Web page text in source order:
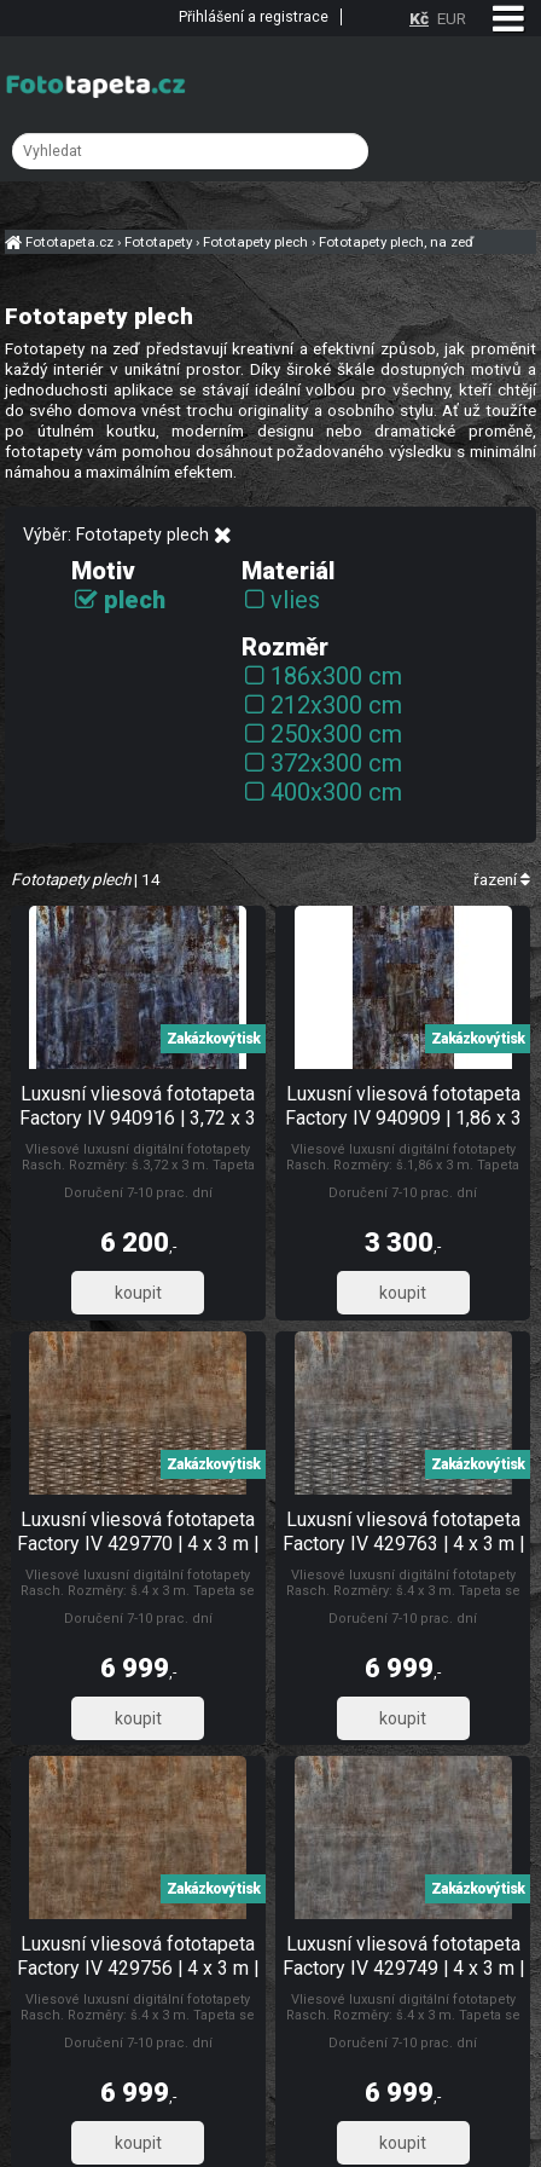
Fototapeta.cz› Fototapety› Fototapety plech › Fototapety plech, na zeď
Fototapety plech
Fototapety na zeď představují kreativní a efektivní způsob, jak proměnit
každý interiér v unikátní prostor. Díky široké škále dostupných motivů a
jednoduchosti aplikace se stávají ideální volbou pro všechny, kteří chtějí
do svého domova vnést trochu originality a osobního stylu. Ať už toužíte
po útulném koutku, moderním designu nebo dramatické proměně,
fototapety vám pomohou dosáhnout požadovaného výsledku s minimální
námahou a maximálním efektem.
Výběr: Fototapety plech
Motiv
plech
Materiál
vlies
Rozměr
186x300 cm
212x300 cm
250x300 cm
372x300 cm
400x300 cm
Fototapety plech| 14 řazení
Luxusní vliesová fototapeta
Factory IV 940916 | 3,72 x 3
m | Lepidlo zdarma
Vliesové luxusní digitální fototapety
Rasch. Rozměry: š.3,72 x 3 m. Tapeta
pouze zeď. Vliesové tapety na zeď se
zakrytí jemných prasklin. Fototapety
Zakázkový tisk
Doručení 7-10 prac. dní
6 200,-
5 123,97
Luxusní vliesová fototapeta
Factory IV 940909 | 1,86 x 3
m | Lepidlo zdarma
Vliesové luxusní digitální fototapety
Rasch. Rozměry: š.1,86 x 3 m. Tapeta
pouze zeď. Vliesové tapety na zeď se
zakrytí jemných prasklin. Fototapety
Zakázkový tisk
Doručení 7-10 prac. dní
3 300,-
2 727,27
Luxusní vliesová fototapeta
Factory IV 429770 | 4 x 3 m |
Lepidlo zdarma
Vliesové luxusní digitální fototapety
Rasch. Rozměry: š.4 x 3 m. Tapeta se
pouze zeď. Vliesové tapety na zeď se
zakrytí jemných prasklin. Fototapety
Zakázkový tisk
Doručení 7-10 prac. dní
6 999 ,-
5 784,30
Luxusní vliesová fototapeta
Factory IV 429763 | 4 x 3 m |
Lepidlo zdarma
Vliesové luxusní digitální fototapety
Rasch. Rozměry: š.4 x 3 m. Tapeta se
pouze zeď. Vliesové tapety na zeď se
zakrytí jemných prasklin. Fototapety
vliesové Luxusní vliesové fototapety
Zakázkový tisk
Doručení 7-10 prac. dní
6 999 ,-
5 784,30
Luxusní vliesová fototapeta
Factory IV 429756 | 4 x 3 m |
Lepidlo zdarma
Vliesové luxusní digitální fototapety
Rasch. Rozměry: š.4 x 3 m. Tapeta se
pouze zeď. Vliesové tapety na zeď se
zakrytí jemných prasklin. Fototapety
Zakázkový tisk
Doručení 7-10 prac. dní
6 999,-
5 784,30
Luxusní vliesová fototapeta
Factory IV 429749 | 4 x 3 m |
Lepidlo zdarma
Vliesové luxusní digitální fototapety
Rasch. Rozměry: š.4 x 3 m. Tapeta se
pouze zeď. Vliesové tapety na zeď se
zakrytí jemných prasklin. Fototapety
vliesové Luxusní vliesové fototapety
Zakázkový tisk
Doručení 7-10 prac. dní
6 999,-
5 784,30
Kč EUR
Přihlášení a registrace